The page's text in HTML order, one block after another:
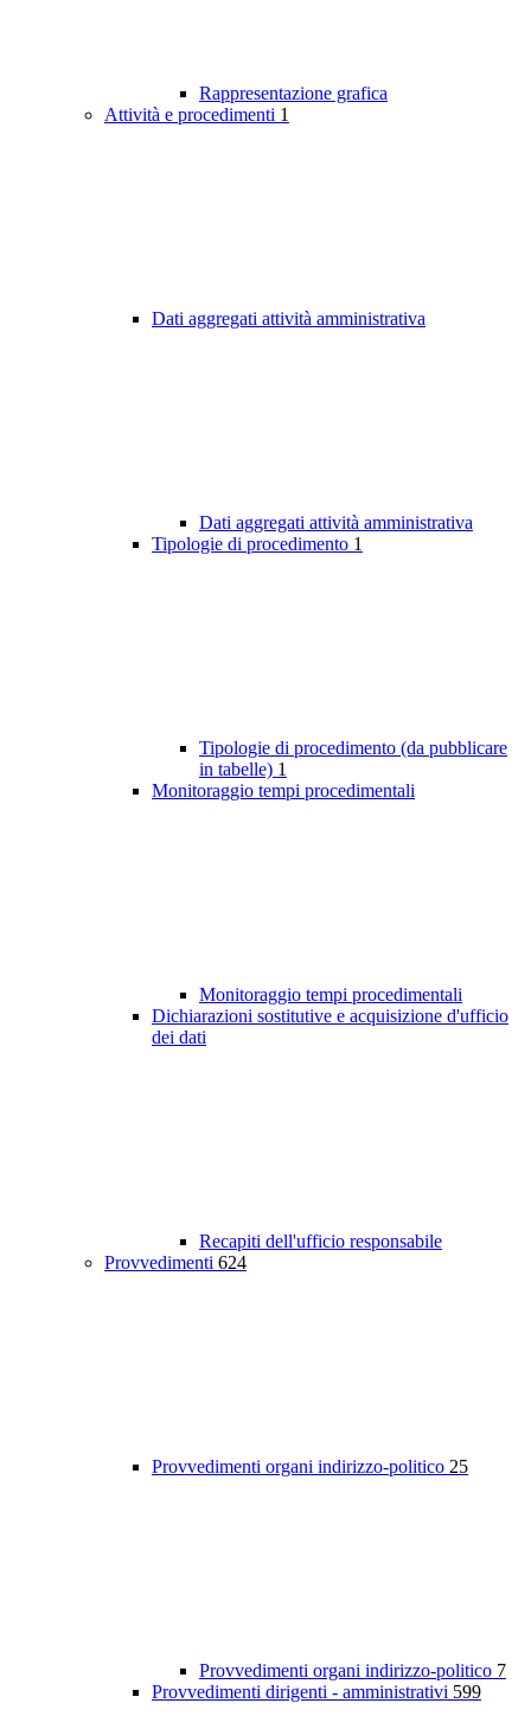
Rappresentazione grafica
Attività e procedimenti 1
Dati aggregati attività amministrativa
Dati aggregati attività amministrativa
Tipologie di procedimento 1
Tipologie di procedimento (da pubblicare
in tabelle) 1
Monitoraggio tempi procedimentali
Monitoraggio tempi procedimentali
Dichiarazioni sostitutive e acquisizione d'ufficio
dei dati
Recapiti dell'ufficio responsabile
Provvedimenti 624
Provvedimenti organi indirizzo-politico 25
Provvedimenti organi indirizzo-politico 7
Provvedimenti dirigenti - amministrativi 599